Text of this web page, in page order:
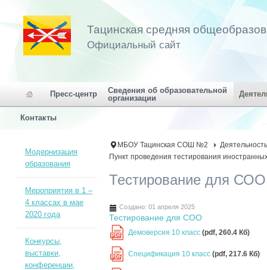
Тацинская средняя
Официальный сайт
Пресс-центр
Сведения об образовательной
организации
Контакты
МБОУ Тацинская СОШ №2
Пункт проведения тестирования
Тестирование для СОО
Создано: 01 апреля 2025
Тестирование для СОО
PDF Демоверсия 10 класс(pdf, 260.4 Кб)
PDF Спецификация 10 класс(pdf, 217.6 Кб)
Модернизация
образования
Мероприятия в 1 –
4 классах в мае
2020 года
Конкурсы,
выставки,
конференции,